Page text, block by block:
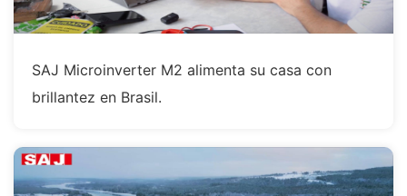
SAJ Microinverter M2 alimenta su casa con
brillantez en Brasil.